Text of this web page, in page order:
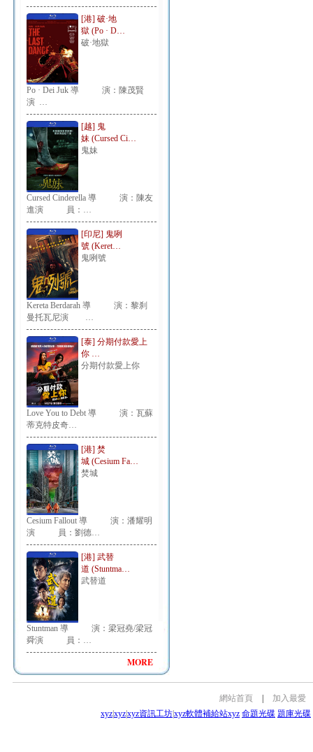
[港] 破·地
獄 (Po · D…
破·地獄
Po · Dei Juk 導 演：陳茂賢
演 …
[越] 鬼
妹 (Cursed Ci…
鬼妹
Cursed Cinderella 導 演：陳友
進演 員：…
[印尼] 鬼咧
號 (Keret…
鬼咧號
Kereta Berdarah 導 演：黎刹
曼托瓦尼演 …
[泰] 分期付款愛上
你 …
分期付款愛上你
Love You to Debt 導 演：瓦蘇
蒂克特皮奇…
[港] 焚
城 (Cesium Fa…
焚城
Cesium Fallout 導 演：潘耀明
演 員：劉德…
[港] 武替
道 (Stuntma…
武替道
Stuntman 導 演：梁冠堯/梁冠
舜演 員：…
MORE
網站首頁
加入最愛
xyzxyzxyz資訊工坊xyz軟體補給站xyz 命題光碟 題庫光碟